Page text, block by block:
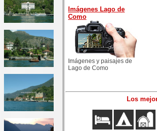
Imágenes Lago de
Como
Imágenes y paisajes de
Lago de Como
Los